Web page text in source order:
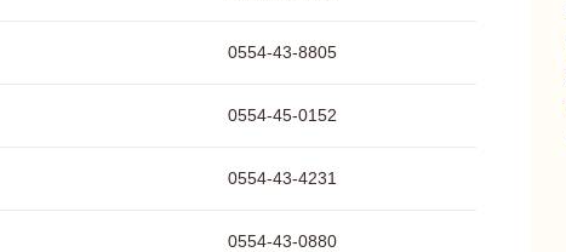
0554-43-8805
0554-45-0152
0554-43-4231
0554-43-0880